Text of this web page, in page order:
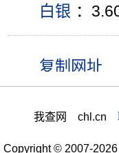
白银 ：
我查网 chl.cn
Copyright © 2007-